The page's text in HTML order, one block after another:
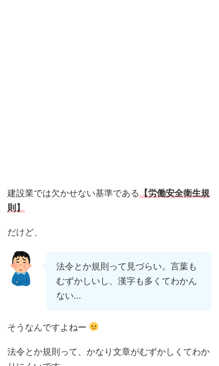
建設業では欠かせない基準である【労働安全衛生規
則】
だけど、
法令とか規則って見づらい。言葉も
むずかしいし、漢字も多くてわかん
ない…
そうなんですよねー
法令とか規則って、かなり文章がむずかしくてわか